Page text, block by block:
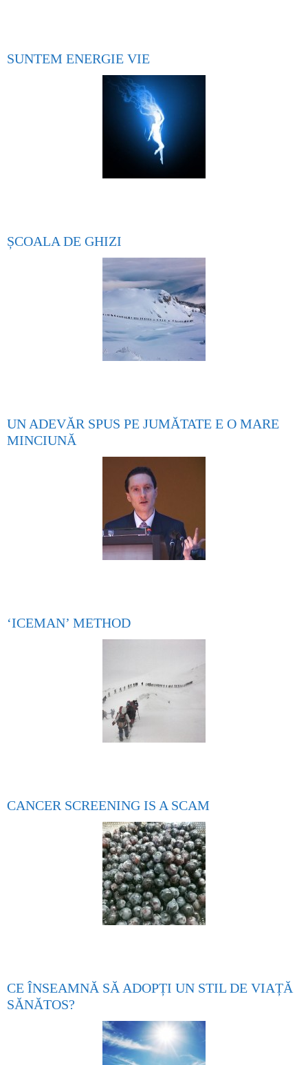
SUNTEM ENERGIE VIE
ȘCOALA DE GHIZI
UN ADEVĂR SPUS PE JUMĂTATE E O MARE
MINCIUNĂ
‘ICEMAN’ METHOD
CANCER SCREENING IS A SCAM
CE ÎNSEAMNĂ SĂ ADOPȚI UN STIL DE VIAȚĂ
SĂNĂTOS?